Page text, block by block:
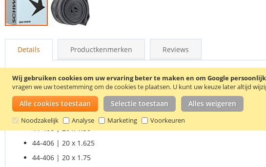
Wij gebruiken cookies om uw ervaring beter te maken en om Google
vragen we uw toestemming om de cookies te plaatsen. U kunt uw keuze later altijd
Alle cookies toestaan Selectie toestaan Alles weigeren
Noodzakelijk Analyse Marketing Voorkeuren
naar
van
de
afbeeldingen-
gallerij
Details Productkenmerken Reviews
De fiets binnenband is geschikt voor de volgende maten buitenbanden:
40-406 | 20 x 1.50
42-406 | 20 x 1.60
44-406 | 20 x 1.50
44-406 | 20 x 1.625
44-406 | 20 x 1.75